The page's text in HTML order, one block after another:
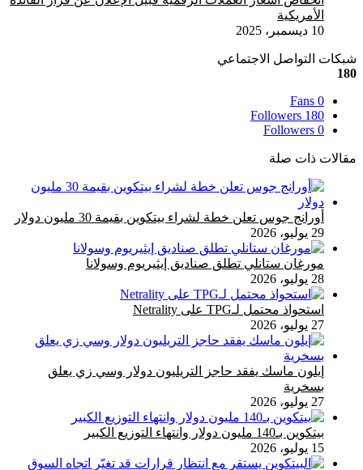
الأمريكية
10 ديسمبر، 2025
شبكات التواصل الاجتماعي
180
0
Fans
180
Followers
0
Followers
مقالات ذات صلة
أورانج جوس تعلن خطة لشراء بيتكوين بقيمة 30 مليون دولار
29 يوليو، 2026
مورغان ستانلي تطلق صناديق إيثيريوم وسولانا
28 يوليو، 2026
استحواذ محتمل لـTPG على Netrality
27 يوليو، 2026
إيلون ماسك يفقد حاجز التريليون دولار وسي زي يعلق
بسخرية
27 يوليو، 2026
بيتكوين بـ140 مليون دولار وانتهاء التوزيع الكبير
15 يوليو، 2026